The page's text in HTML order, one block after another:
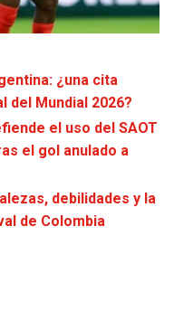
¿una cita
del Mundial 2026?
el uso del SAOT
el gol anulado a
debilidades y la
de Colombia